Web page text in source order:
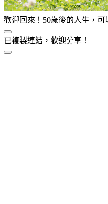
歡迎回來！50歲後的人生，可
已複製連結，歡迎分享！